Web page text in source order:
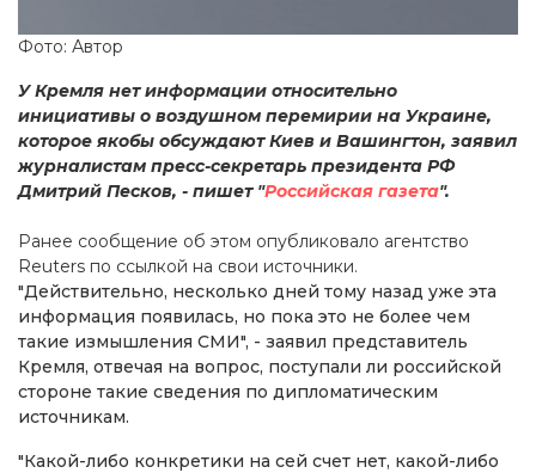
Фото: Автор
У Кремля нет информации относительно
инициативы о воздушном перемирии на Украине,
которое якобы обсуждают Киев и Вашингтон, заявил
журналистам пресс-секретарь президента РФ
Дмитрий Песков, - пишет "Российская газета".
Ранее сообщение об этом опубликовало агентство
Reuters по ссылкой на свои источники.
"Действительно, несколько дней тому назад уже эта
информация появилась, но пока это не более чем
такие измышления СМИ", - заявил представитель
Кремля, отвечая на вопрос, поступали ли российской
стороне такие сведения по дипломатическим
источникам.
"Какой-либо конкретики на сей счет нет, какой-либо